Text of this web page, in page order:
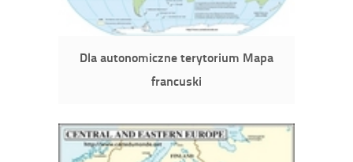
Dla autonomiczne terytorium Mapa
francuski